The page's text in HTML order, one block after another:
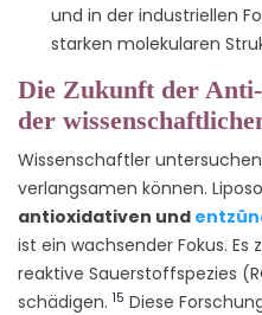
und in der industriellen
starken molekularen
Die Zukunft der
der
Wissenschaftler
verlangsamen können.
antioxidativen und
ist ein wachsender Fokus. Es
reaktive Sauerstoffspezies
schädigen. 15 Diese